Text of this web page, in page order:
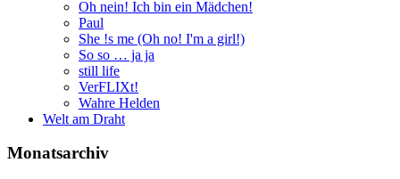
Oh nein! Ich bin ein Mädchen!
Paul
She !s me (Oh no! I'm a girl!)
So so … ja ja
still life
VerFLIXt!
Wahre Helden
Welt am Draht
Monatsarchiv